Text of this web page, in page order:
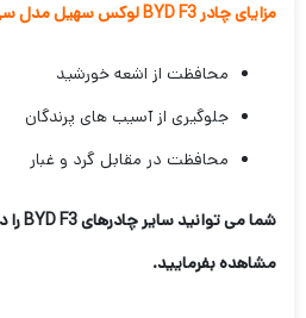
مزایای چادر BYD F3 لوکس سهیل مدل سی سی
محافظت از اشعه خورشید
جلوگیری از آسیب های پرندگان
محافظت در مقابل گرد و غبار
شما می توانید سایر چادرهای BYD F3 را در دسته
مشاهده بفرمایید.